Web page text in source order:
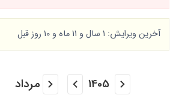
آخرین ویرایش: 1 سال و 11 ماه و 10 روز قبل